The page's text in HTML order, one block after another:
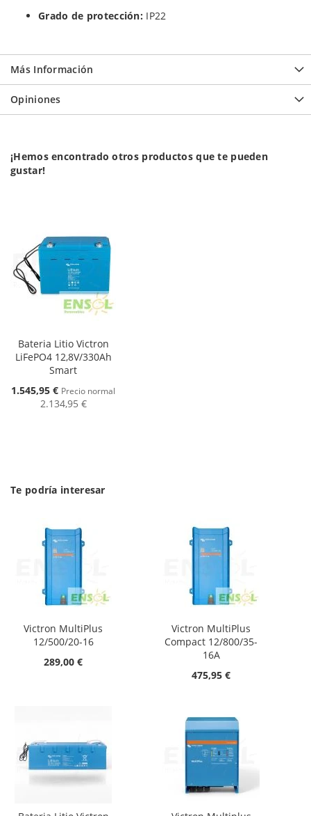
Grado de protección: IP22
Más Información
Opiniones
¡Hemos encontrado otros productos que te pueden
gustar!
Bateria Litio Victron
LiFePO4 12,8V/330Ah
Smart
Oferta
1.545,95 € Precio normal
2.134,95 €
Te podría interesar
Victron MultiPlus
12/500/20-16
289,00 €
Victron MultiPlus
Compact 12/800/35-
16A
475,95 €